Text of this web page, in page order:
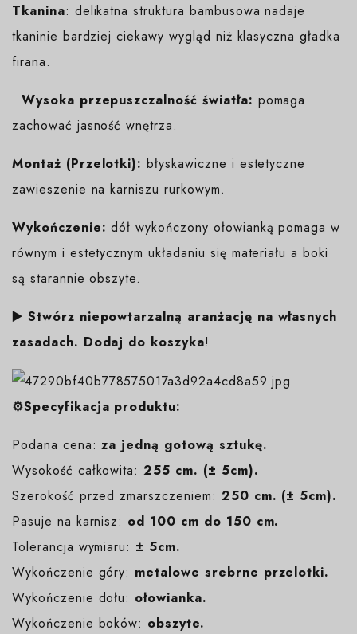
Tkanina: delikatna struktura bambusowa nadaje
tkaninie bardziej ciekawy wygląd niż klasyczna gładka
firana.
Wysoka przepuszczalność światła: pomaga
zachować jasność wnętrza.
Montaż (Przelotki): błyskawiczne i estetyczne
zawieszenie na karniszu rurkowym.
Wykończenie: dół wykończony ołowianką pomaga w
równym i estetycznym układaniu się materiału a boki
są starannie obszyte.
▶️ Stwórz niepowtarzalną aranżację na własnych
zasadach. Dodaj do koszyka!
⚙️Specyfikacja produktu:
Podana cena: za jedną gotową sztukę.
Wysokość całkowita: 255 cm. (± 5cm).
Szerokość przed zmarszczeniem: 250 cm. (± 5cm).
Pasuje na karnisz: od 100 cm do 150 cm.
Tolerancja wymiaru: ± 5cm.
Wykończenie góry: metalowe srebrne przelotki.
Wykończenie dołu: ołowianka.
Wykończenie boków: obszyte.